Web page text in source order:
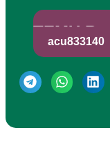
TEMU
acu833140